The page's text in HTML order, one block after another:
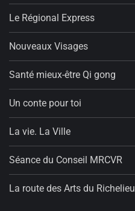
Le Régional Express
Nouveaux Visages
Santé mieux-être Qi gong
Un conte pour toi
La vie. La Ville
Séance du Conseil MRCVR
La route des Arts du Richelieu